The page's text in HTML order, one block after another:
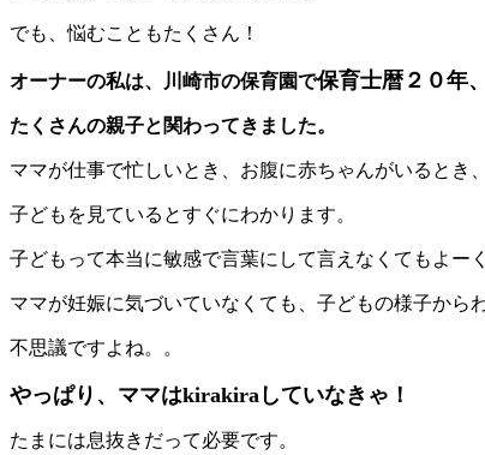
でも、悩むこともたくさん！
オーナーの私は、川崎市の保育園で保育士暦２０年
たくさんの親子と関わってきました。
ママが仕事で忙しいとき、お腹に赤ちゃんがいるとき
子どもを見ているとすぐにわかります。
子どもって本当に敏感で言葉にして言えなくてもよー
ママが妊娠に気づいていなくても、子どもの様子から
不思議ですよね。。
やっぱり、ママはkirakiraしていなきゃ！
たまには息抜きだって必要です。